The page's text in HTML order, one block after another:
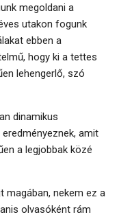
megoldani a
utakon fogunk
ebben a
hogy ki a tettes
lehengerlő, szó
dinamikus
amit
a legjobbak közé
magában, nekem ez a
olvasóként rám